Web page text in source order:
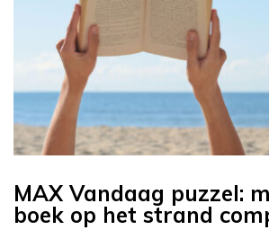
MAX Vandaag puzzel:
boek op het strand